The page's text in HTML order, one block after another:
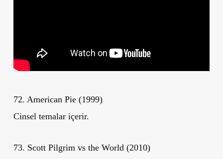
72. American Pie (1999)
Cinsel temalar içerir.
73. Scott Pilgrim vs the World (2010)